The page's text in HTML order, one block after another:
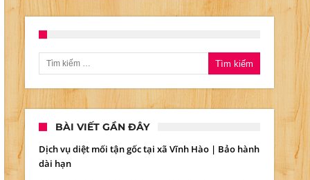
Tìm kiếm cho:
BÀI VIẾT GẦN ĐÂY
Dịch vụ diệt mối tận gốc tại xã Vĩnh Hào | Bảo hành
dài hạn